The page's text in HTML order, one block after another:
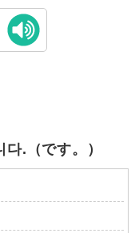
.（です。）